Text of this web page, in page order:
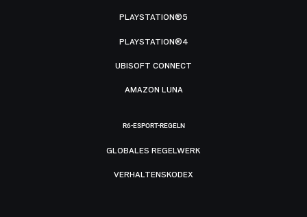
PLAYSTATION®5
PLAYSTATION®4
UBISOFT CONNECT
AMAZON LUNA
R6-ESPORT-REGELN
GLOBALES REGELWERK
VERHALTENSKODEX